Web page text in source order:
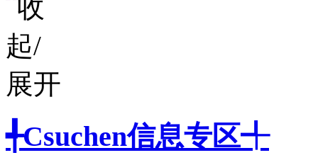
╃Csuchen信息专区╃